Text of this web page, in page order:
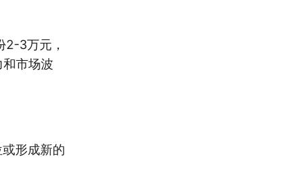
2-3万元，
市场波
形成新的